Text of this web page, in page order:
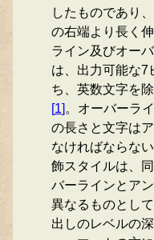
したものであり
の右端より長く
ライン及びオー
は、出力可能な7
ち、英数文字を
[1] 。オーバーラ
の長さと文字は
なければならな
飾スタイルは、
バーラインとア
異なるものとし
出しのレベルの